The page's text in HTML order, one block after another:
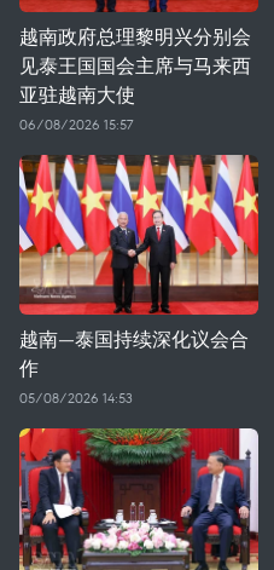
越南政府总理黎明兴分别会
见泰王国国会主席与马来西
亚驻越南大使
06/08/2026 15:57
越南—泰国持续深化议会合
作
05/08/2026 14:53